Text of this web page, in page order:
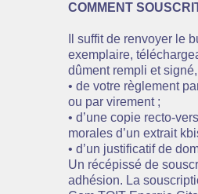
COMMENT
Il suffit de renvoyer le
exemplaire,
dûment rempli et
• de votre règlement
ou par virement ;
• d’une copie recto-
morales d’un extrait
• d’un justificatif de
Un récépissé de
adhésion. La